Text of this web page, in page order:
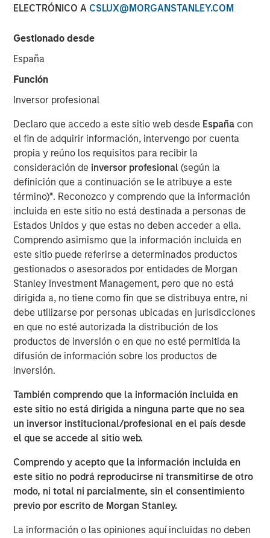
ELECTRÓNICO A CSLUX@MORGANSTANLEY.COM
Gestionado desde
España
Función
Inversor profesional
Declaro que accedo a este sitio web desde España con
el fin de adquirir información, intervengo por cuenta
propia y reúno los requisitos para recibir la
consideración de inversor profesional(según la
definición que a continuación se le atribuye a este
término)*. Reconozco y comprendo que la información
incluida en este sitio no está destinada a personas de
Estados Unidos y que estas no deben acceder a ella.
Comprendo asimismo que la información incluida en
este sitio puede referirse a determinados productos
gestionados o asesorados por entidades de Morgan
Stanley Investment Management, pero que no está
dirigida a, no tiene como fin que se distribuya entre, ni
debe utilizarse por personas ubicadas en jurisdicciones
en que no esté autorizada la distribución de los
productos de inversión o en que no esté permitida la
difusión de información sobre los productos de
inversión.
También comprendo que la información incluida en
este sitio no está dirigida a ninguna parte que no sea
un inversor institucional/profesional en el país desde
el que se accede al sitio web.
Comprendo y acepto que la información incluida en
este sitio no podrá reproducirse ni transmitirse de otro
modo, ni total ni parcialmente, sin el consentimiento
previo por escrito de Morgan Stanley.
La información o las opiniones aquí incluidas no deben
Mark Jochims
Key Takeaways:
Growth of Private Credit:Private credit AUM in
Europe has grown significantly, increasing from
$93 billion in 2013 to $525 billion by 2025.
Investor Base:Initially dominated by
institutional investors, the investor base is
broadening out as private credit funds
innovate product offerings for wealth investors.
Advantages for Borrowers:Private credit
offers borrowers confidentiality, flexibility and
speed and reliability of execution, making it
suitable for complex financing needs.
Attractive Returns:Private credit has
historically offered investors a yield premium
traditional credit asset classes.
Inflation Hedge:As a floating-rate debt
instrument, private loans offer investors
protection against inflation.